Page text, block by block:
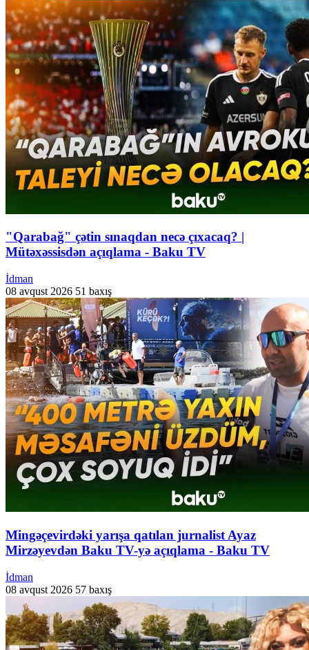
"Qarabağ" çətin sınaqdan necə çıxacaq? |
Mütəxəssisdən açıqlama - Baku TV
İdman
08 avqust 2026 51 baxış
Mingəçevirdəki yarışa qatılan jurnalist Ayaz
Mirzəyevdən Baku TV-yə açıqlama - Baku TV
İdman
08 avqust 2026 57 baxış